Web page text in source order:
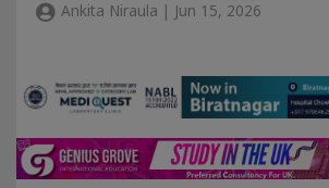
Ankita Niraula | Jun 15, 2026